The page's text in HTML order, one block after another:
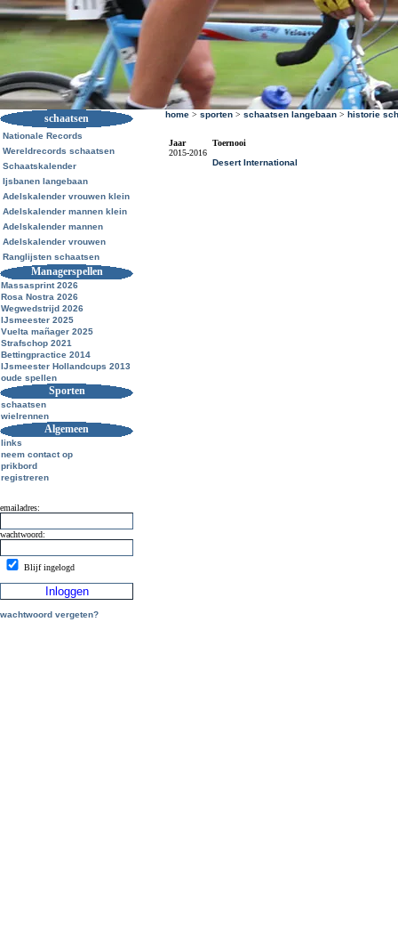
schaatsen
Nationale Records
Wereldrecords schaatsen
Schaatskalender
Ijsbanen langebaan
Adelskalender vrouwen klein
Adelskalender mannen klein
Adelskalender mannen
Adelskalender vrouwen
Ranglijsten schaatsen
Managerspellen
Massasprint 2026
Rosa Nostra 2026
Wegwedstrijd 2026
IJsmeester 2025
Vuelta mañager 2025
Strafschop 2021
Bettingpractice 2014
IJsmeester Hollandcups 2013
oude spellen
Sporten
schaatsen
wielrennen
Algemeen
links
neem contact op
prikbord
registreren
emailadres:
wachtwoord:
Blijf ingelogd
wachtwoord vergeten?
home > sporten > schaatsen langebaan > historie
Jaar
Toernooi
2015-2016
Desert International